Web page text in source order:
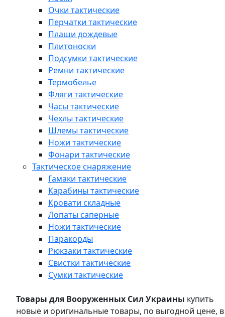
Очки тактические
Перчатки тактические
Плащи дождевые
Плитоноски
Подсумки тактические
Ремни тактические
Термобелье
Фляги тактические
Часы тактические
Чехлы тактические
Шлемы тактические
Ножи тактические
Фонари тактические
Тактическое снаряжение
Гамаки тактические
Карабины тактические
Кровати складные
Лопаты саперные
Ножи тактические
Паракорды
Рюкзаки тактические
Свистки тактические
Сумки тактические
Товары для Вооруженных Сил Украины купить
новые и оригинальные товары, по выгодной цене, в